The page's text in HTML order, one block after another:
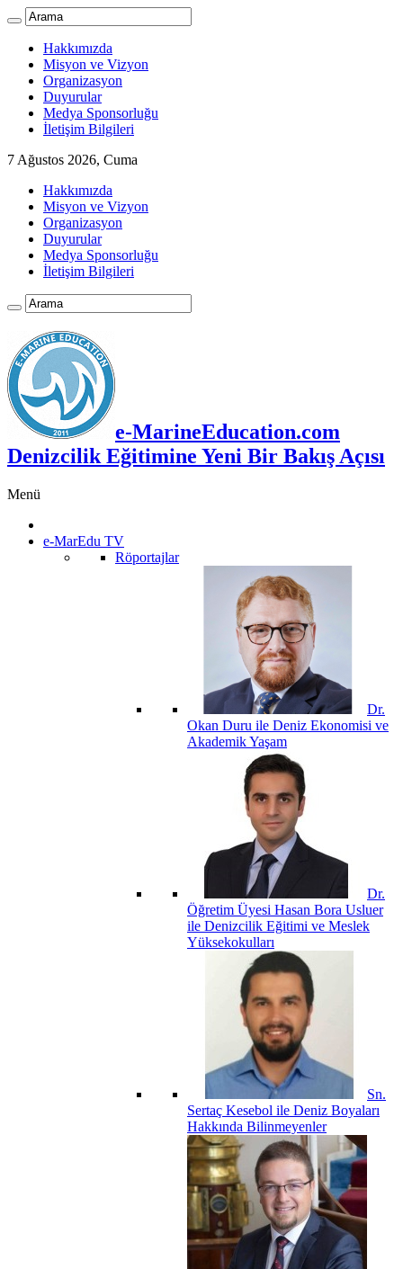
Hakkımızda
Misyon ve Vizyon
Organizasyon
Duyurular
Medya Sponsorluğu
İletişim Bilgileri
7 Ağustos 2026, Cuma
Hakkımızda
Misyon ve Vizyon
Organizasyon
Duyurular
Medya Sponsorluğu
İletişim Bilgileri
e-MarineEducation.com
Denizcilik Eğitimine Yeni Bir Bakış Açısı
Menü
e-MarEdu TV
Röportajlar
Dr.
Okan Duru ile Deniz Ekonomisi ve
Akademik Yaşam
Dr.
Öğretim Üyesi Hasan Bora Usluer
ile Denizcilik Eğitimi ve Meslek
Yüksekokulları
Sn.
Sertaç Kesebol ile Deniz Boyaları
Hakkında Bilinmeyenler